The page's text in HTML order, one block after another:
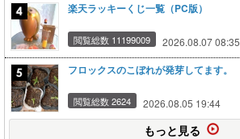
楽天ラッキーくじ一覧（PC版）
閲覧総数 11199009 2026.08.07 08:35
フロックスのこぼれが発芽してます。
閲覧総数 2624 2026.08.05 19:44
もっと見る